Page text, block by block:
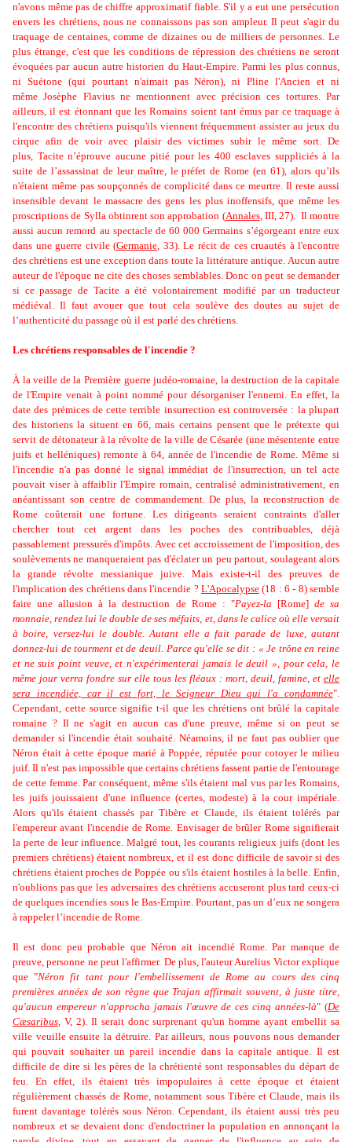
n'avons même pas de chiffre approximatif fiable. S'il y a eut une persécution
envers les chrétiens, nous ne connaissons pas son ampleur. Il peut s'agir du
traquage de centaines, comme de dizaines ou de milliers de personnes. Le
plus étrange, c'est queles conditions de répression des chrétiens ne seront
évoquées par aucun autre historien du Haut-Empire. Parmi les plus connus,
ni Suétone (qui pourtant n'aimait pas Néron), ni Pline l'Ancien et ni
même Josèphe Flavius ne mentionnent avec précision ces tortures. Par
ailleurs, il est étonnant que les Romains soient tant émus par ce traquage à
l'encontre des chrétiens puisqu'ils viennent fréquemment assister au jeux du
cirque afin de voir avec plaisir des victimes subir le même sort. De
plus, Tacite n’éprouve aucune pitié pour les 400 esclaves suppliciés à la
suite de l’assassinat de leur maître, le préfet de Rome (en 61), alors qu’ils
n'étaient même pas soupçonnés de complicité dans ce meurtre. Il reste aussi
insensible devant le massacre des gens les plus inoffensifs, que même les
proscriptions de Sylla obtinrent son approbation (Annales, III, 27). Il montre
aussiaucun remord au spectacle de 60 000 Germains s’égorgeant entre eux
dans une guerre civile (Germanie, 33). Le récit de ces cruautés à l'encontre
des chrétiens est une exception dans toute la littérature antique. Aucun autre
auteur de l'époque ne cite des choses semblables.Donc on peut se demander
si ce passage de Tacite a été volontairement modifié par un traducteur
médiéval.Il faut avouer que tout cela soulève des doutes au sujet de
l’authenticité du passage où il est parlé des chrétiens.
Les chrétiens responsables de l'incendie ?
À la veille de la Première guerre judéo-romaine, la destruction de la capitale
de l'Empire venait à point nommé pour désorganiser l'ennemi. En effet, la
date des prémices de cette terrible insurrection est controversée : la plupart
des historiens la situent en 66, mais certains pensent que le prétexte qui
servit de détonateur à la révolte de la ville de Césarée (une mésentente entre
juifs et helléniques) remonte à 64, année de l'incendie de Rome. Même si
l'incendie n'a pas donné le signal immédiat de l'insurrection, un tel acte
pouvait viser à affaiblir l'Empire romain, centralisé administrativement, en
anéantissant son centre de commandement. De plus, la reconstruction de
Rome coûterait une fortune. Les dirigeants seraient contraints d'aller
chercher tout cet argent dans les poches des contribuables, déjà
passablement pressurés d'impôts. Avec cet accroissement de l'imposition, des
soulèvements ne manqueraient pas d'éclater un peu partout, soulageant alors
la grande révolte messianique juive. Mais existe-t-il des preuves de
l'implication des chrétiens dans l'incendie ? L'Apocalypse (18 : 6 - 8) semble
faire une allusion à la destruction de Rome : "Payez-la [Rome] de sa
monnaie, rendez lui le double de ses méfaits, et, dans le calice où elle versait
à boire, versez-lui le double. Autant elle a fait parade de luxe, autant
donnez-lui de tourment et de deuil. Parce qu'elle se dit : « Je trône en reine
et ne suis point veuve, et n'expérimenterai jamais le deuil », pour cela, le
même jour verra fondre sur elle tous les fléaux : mort, deuil, famine, et elle
sera incendiée, car il est fort, le Seigneur Dieu qui l'a condamnée".
Cependant, cette source signifie t-il que les chrétiens ont brûlé la capitale
romaine ? Il ne s'agit en aucun cas d'une preuve, même si on peut se
demander si l'incendie était souhaité. Néamoins, il ne faut pas oublier que
Néron était à cette époque marié à Poppée, réputée pour cotoyer le milieu
juif. Il n'est pas impossible que certains chrétiens fassent partie de l'entourage
de cette femme. Par conséquent, même s'ils étaient mal vus par les Romains,
les juifs jouissaient d'une influence (certes, modeste) à la cour impériale.
Alors qu'ils étaient chassés par Tibère et Claude, ils étaient tolérés par
l'empereur avant l'incendie de Rome. Envisager de brûler Rome signifierait
la perte de leur influence. Malgré tout, les courants religieux juifs (dont les
premiers chrétiens) étaient nombreux, et il est donc difficile de savoir si des
chrétiens étaient proches de Poppée ou s'ils étaient hostiles à la belle. Enfin,
n'oublions pas que les adversaires des chrétiens accuseront plus tard ceux-ci
de quelques incendies sous le Bas-Empire. Pourtant,pas un d’eux ne songera
à rappeler l’incendie de Rome.
Il est donc peu probable que Néron ait incendié Rome. Par manque de
preuve, personne ne peut l'affirmer. De plus, l'auteurAurelius Victor explique
que "Néron fit tant pour l'embellissement de Rome au cours des cinq
premières années de son règne que Trajan affirmait souvent, à juste titre,
qu'aucun empereur n'approcha jamais l'œuvre de ces cinq années-là" (De
Cæsaribus, V, 2). Il serait donc surprenant qu'un homme ayant embellit sa
ville veuille ensuite la détruire.Par ailleurs, nous pouvons nous demander
qui pouvait souhaiter un pareil incendie dans la capitale antique. Il est
difficile de dire si les pères de la chrétienté sont responsables du départ de
feu. En effet, ils étaient très impopulaires à cette époque et étaient
régulièrement chassés de Rome, notamment sous Tibère et Claude, mais ils
furent davantage tolérés sous Néron. Cependant, ils étaient aussi très peu
nombreux et se devaient donc d'endoctriner la population en annonçant la